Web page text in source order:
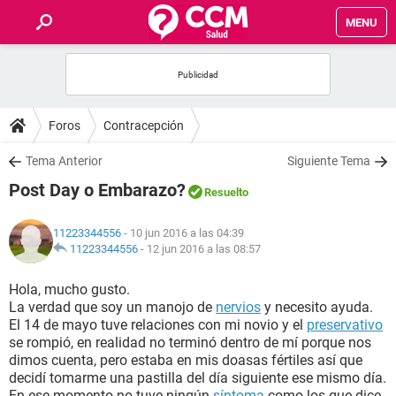
MENU
FOROS
SALUD
NUTRICIÓN
BIENESTAR
SEXUALIDAD
GLOSARIO
Foros Contracepción
Tema Anterior Siguiente Tema
Post Day o Embarazo? Resuelto
11223344556 - 10 jun 2016 a las 04:39
11223344556 - 12 jun 2016 a las 08:57
Hola, mucho gusto.
La verdad que soy un manojo de nervios y necesito ayuda.
El 14 de mayo tuve relaciones con mi novio y el preservativo
se rompió, en realidad no terminó dentro de mí porque nos
dimos cuenta, pero estaba en mis doasas fértiles así que
decidí tomarme una pastilla del día siguiente ese mismo día.